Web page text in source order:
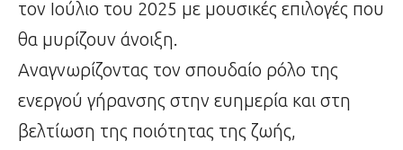
τον Ιούλιο του 2025 με μουσικές επιλογές που
θα μυρίζουν άνοιξη.
Αναγνωρίζοντας τον σπουδαίο ρόλο της
ενεργού γήρανσης στην ευημερία και στη
βελτίωση της ποιότητας της ζωής,